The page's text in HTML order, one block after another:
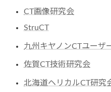
CT画像研究会
StruCT
九州キヤノンCTユーザ
佐賀CT技術研究会
北海道ヘリカルCT研究